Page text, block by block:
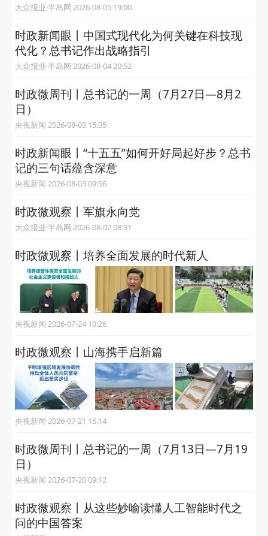
大众报业·半岛网 2026-08-05 19:00
时政新闻眼丨中国式现代化为何关键在科技现
代化？总书记作出战略指引
大众报业·半岛网 2026-08-04 20:52
时政微周刊丨总书记的一周（7月27日—8月2
日）
央视新闻 2026-08-03 15:35
时政新闻眼丨“十五五”如何开好局起好步？总书
记的三句话蕴含深意
央视新闻 2026-08-03 09:56
时政微观察丨军旗永向党
大众报业·半岛网 2026-08-02 08:31
时政微观察丨培养全面发展的时代新人
央视新闻 2026-07-24 10:26
时政微观察丨山海携手启新篇
央视新闻 2026-07-21 15:14
时政微周刊丨总书记的一周（7月13日—7月19
日）
央视新闻 2026-07-20 09:12
时政微观察丨从这些妙喻读懂人工智能时代之
问的中国答案